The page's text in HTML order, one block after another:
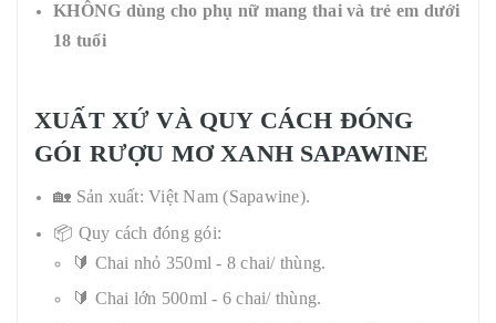
KHÔNG dùng cho phụ nữ mang thai và trẻ em dưới
18 tuổi
XUẤT XỨ VÀ QUY CÁCH ĐÓNG
GÓI RƯỢU MƠ XANH SAPAWINE
🏡 Sản xuất: Việt Nam (Sapawine).
📦 Quy cách đóng gói:
🔰 Chai nhỏ 350ml - 8 chai/ thùng.
🔰 Chai lớn 500ml - 6 chai/ thùng.